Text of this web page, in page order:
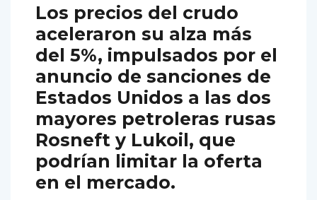
Los precios del crudo
aceleraron su alza más
del 5%, impulsados ​​por el
anuncio de sanciones de
Estados Unidos a las dos
mayores petroleras rusas
Rosneft y Lukoil, que
podrían limitar la oferta
en el mercado.